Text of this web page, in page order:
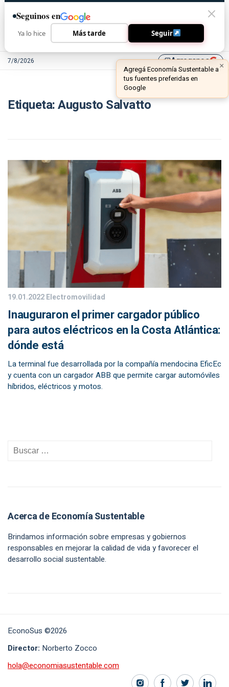
7/8/2026 library_addAgreganos ×
Agregá Economía Sustentable a
tus fuentes preferidas en
Google
Etiqueta:Augusto Salvatto
19.01.2022Electromovilidad
Inauguraron el primer cargador público
para autos eléctricos en la Costa Atlántica:
dónde está
La terminal fue desarrollada por la compañía mendocina EficEc
y cuenta con un cargador ABB que permite cargar automóviles
híbridos, eléctricos y motos.
Acerca de Economía Sustentable
Brindamos información sobre empresas y gobiernos
responsables en mejorar la calidad de vida y favorecer el
desarrollo social sustentable.
EconoSus ©2026
Director: Norberto Zocco
hola@economiasustentable.com
Seguinos en
Ya lo hice Más tarde Seguir